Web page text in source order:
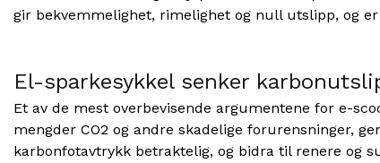
gir bekvemmelighet, rimelighet og null utslipp, og
El-sparkesykkel senker
Et av de mest overbevisende argumentene for e-
mengder CO2 og andre skadelige forurensninger,
karbonfotavtrykk betraktelig, og bidra til renere og